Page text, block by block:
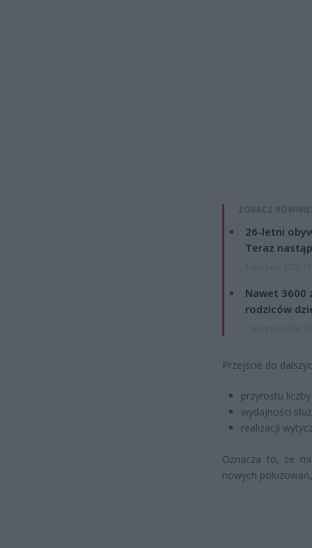
ZOBACZ
26-letni
Teraz
Nawet 3600
rodziców
Przejście do
przyrostu
wydajności
realizacji
Oznacza to, że
nowych